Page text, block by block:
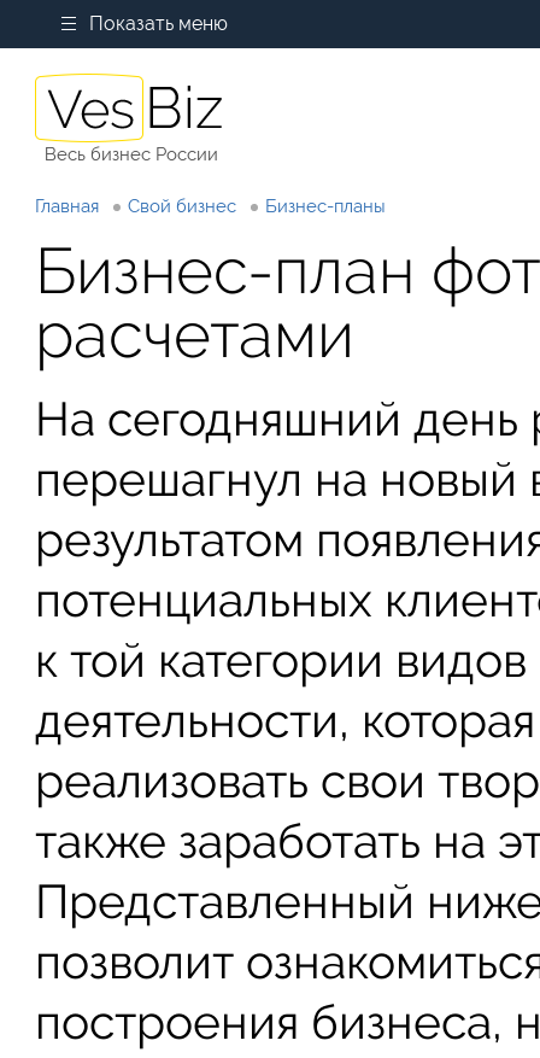
Показать меню
Весь бизнес России
Главная Свой бизнес Бизнес-планы
Бизнес-план
расчетами
На сегодняшний день
перешагнул на новый
результатом
потенциальных
к той категории
деятельности,
реализовать свои
также заработать на
Представленный
позволит
построения бизнеса,